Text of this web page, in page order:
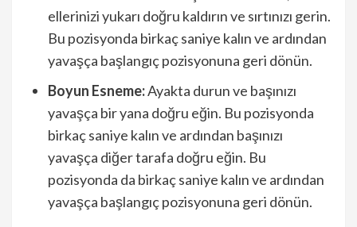
ellerinizi yukarı doğru kaldırın ve sırtınızı gerin.
Bu pozisyonda birkaç saniye kalın ve ardından
yavaşça başlangıç pozisyonuna geri dönün.
Boyun Esneme:Ayakta durun ve başınızı
yavaşça bir yana doğru eğin. Bu pozisyonda
birkaç saniye kalın ve ardından başınızı
yavaşça diğer tarafa doğru eğin. Bu
pozisyonda da birkaç saniye kalın ve ardından
yavaşça başlangıç pozisyonuna geri dönün.